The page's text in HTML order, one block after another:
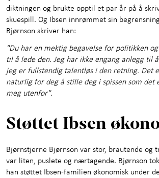
diktningen og brukte opptil et par år på å
skuespill. Og Ibsen innrømmet sin
Bjørnson skriver han:
"Du har en mektig begavelse for politikken
til å lede den. Jeg har ikke engang anlegg til
jeg er fullstendig talentløs i den retning. Det
naturlig for deg å stille deg i spissen som det
meg utenfor".
Støttet Ibsen
Bjørnstjerne Bjørnson var stor, brautende og
var liten, puslete og nærtagende. Bjørnson
han støttet Ibsen-familien økonomisk under